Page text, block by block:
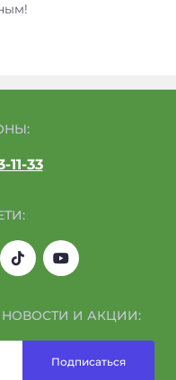
11-33
И АКЦИИ:
Подписаться